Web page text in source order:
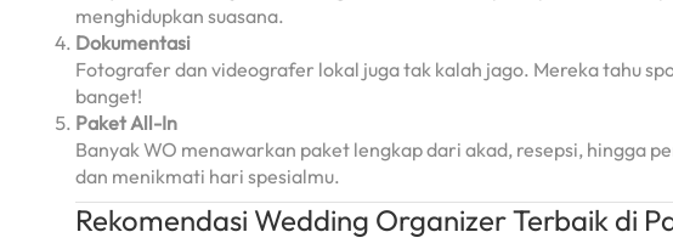
menghidupkan suasana.
Dokumentasi
Fotografer dan videografer lokal juga tak kalah jago. Mereka tahu
banget!
Paket All-In
Banyak WO menawarkan paket lengkap dari akad, resepsi, hingga
dan menikmati hari spesialmu.
Rekomendasi Wedding Organizer Terbaik di